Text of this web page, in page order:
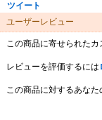
ツイート
ユーザーレビュー
この商品に寄せられたカ
レビューを評価するには
この商品に対するあなた